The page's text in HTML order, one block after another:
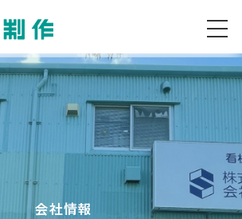
会社情報